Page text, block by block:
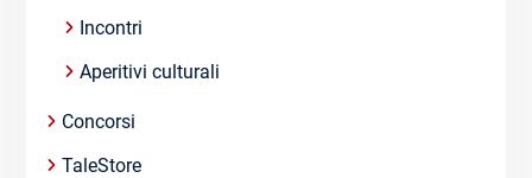
Incontri
Aperitivi culturali
Concorsi
TaleStore